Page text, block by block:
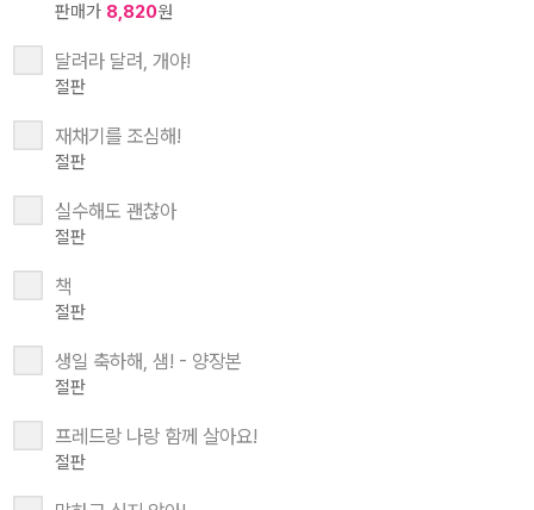
판매가 8,820원
달려라 달려, 개야!
절판
재채기를 조심해!
절판
실수해도 괜찮아
절판
책
절판
생일 축하해, 샘! - 양장본
절판
프레드랑 나랑 함께 살아요!
절판